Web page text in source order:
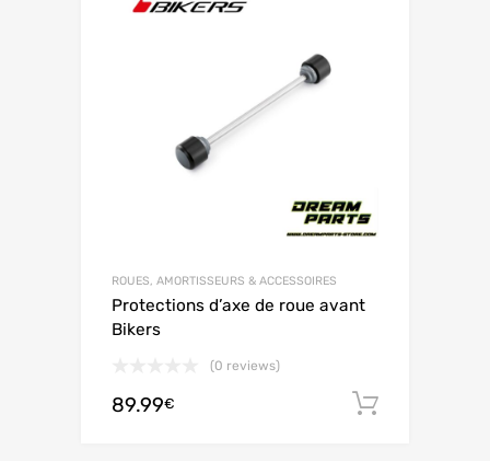
ROUES, AMORTISSEURS & ACCESSOIRES
Protections d’axe de roue avant
Bikers
(0 reviews)
89.99€